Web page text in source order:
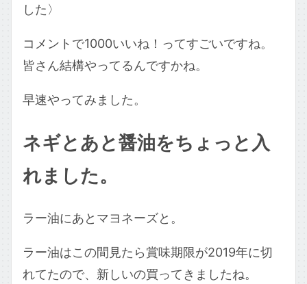
した〉
コメントで1000いいね！ってすごいですね。
皆さん結構やってるんですかね。
早速やってみました。
ネギとあと醤油をちょっと入
れました。
ラー油にあとマヨネーズと。
ラー油はこの間見たら賞味期限が2019年に切
れてたので、新しいの買ってきましたね。